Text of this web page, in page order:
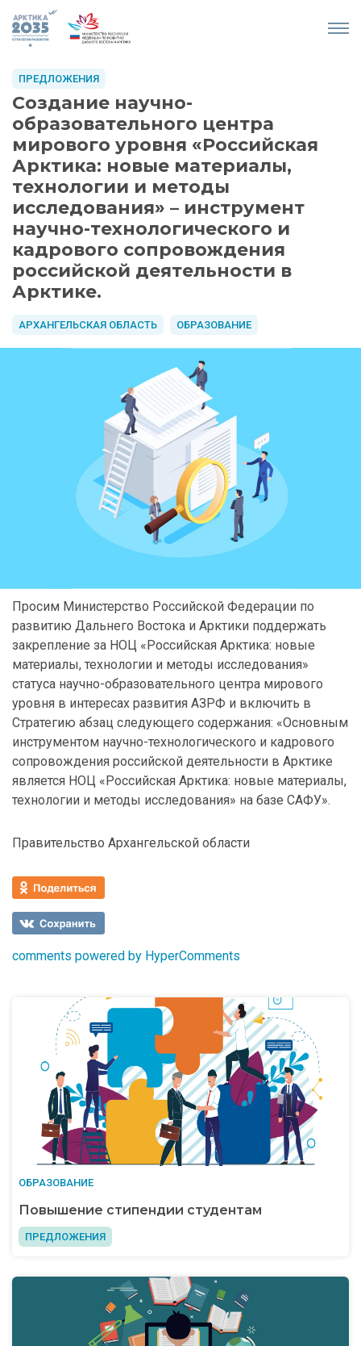
Создание научно-
образовательного центра
мирового уровня «Российская
Арктика: новые материалы,
технологии и методы
исследования» – инструмент
научно-технологического и
кадрового сопровождения
российской деятельности в
Арктике.
АРХАНГЕЛЬСКАЯ ОБЛАСТЬ ОБРАЗОВАНИЕ
ПРЕДЛОЖЕНИЯ
Просим Министерство Российской Федерации по
развитию Дальнего Востока и Арктики поддержать
закрепление за НОЦ «Российская Арктика: новые
материалы, технологии и методы исследования»
статуса научно-образовательного центра мирового
уровня в интересах развития АЗРФ и включить в
Стратегию абзац следующего содержания: «Основным
инструментом научно-технологического и кадрового
сопровождения российской деятельности в Арктике
является НОЦ «Российская Арктика: новые материалы,
технологии и методы исследования» на базе САФУ».
Правительство Архангельской области
comments powered by HyperComments
ОБРАЗОВАНИЕ
Повышение стипендии студентам
ПРЕДЛОЖЕНИЯ